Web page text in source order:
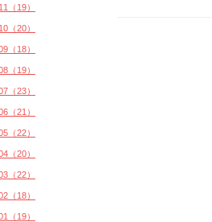
（19）
（20）
（18）
（19）
（23）
（21）
（22）
（20）
（22）
（18）
（19）